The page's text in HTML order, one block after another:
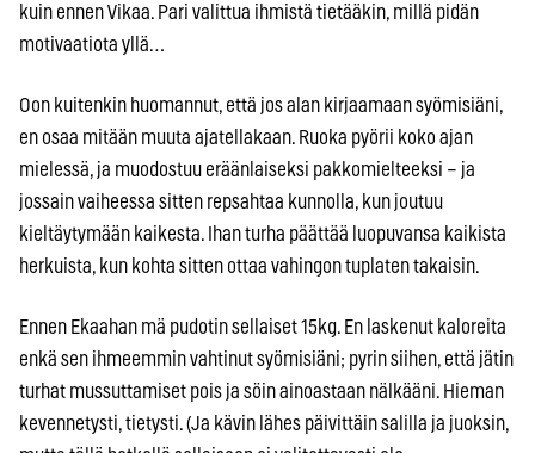
kuin ennen Vikaa. Pari valittua ihmistä tietääkin, millä pidän
motivaatiota yllä…
Oon kuitenkin huomannut, että jos alan kirjaamaan syömisiäni,
en osaa mitään muuta ajatellakaan. Ruoka pyörii koko ajan
mielessä, ja muodostuu eräänlaiseksi pakkomielteeksi – ja
jossain vaiheessa sitten repsahtaa kunnolla, kun joutuu
kieltäytymään kaikesta. Ihan turha päättää luopuvansa kaikista
herkuista, kun kohta sitten ottaa vahingon tuplaten takaisin.
Ennen Ekaahan mä pudotin sellaiset 15kg. En laskenut kaloreita
enkä sen ihmeemmin vahtinut syömisiäni; pyrin siihen, että jätin
turhat mussuttamiset pois ja söin ainoastaan nälkääni. Hieman
kevennetysti, tietysti. (Ja kävin lähes päivittäin salilla ja juoksin,